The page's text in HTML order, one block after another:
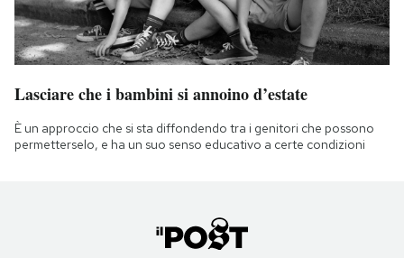
Lasciare che i bambini si annoino d’estate
È un approccio che si sta diffondendo tra i genitori che possono
permetterselo, e ha un suo senso educativo a certe condizioni